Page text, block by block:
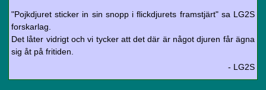
"Pojkdjuret sticker in sin snopp i flickdjurets framstjärt" sa LG2S
forskarlag.
Det låter vidrigt och vi tycker att det där är något djuren får ägna
sig åt på fritiden.
- LG2S